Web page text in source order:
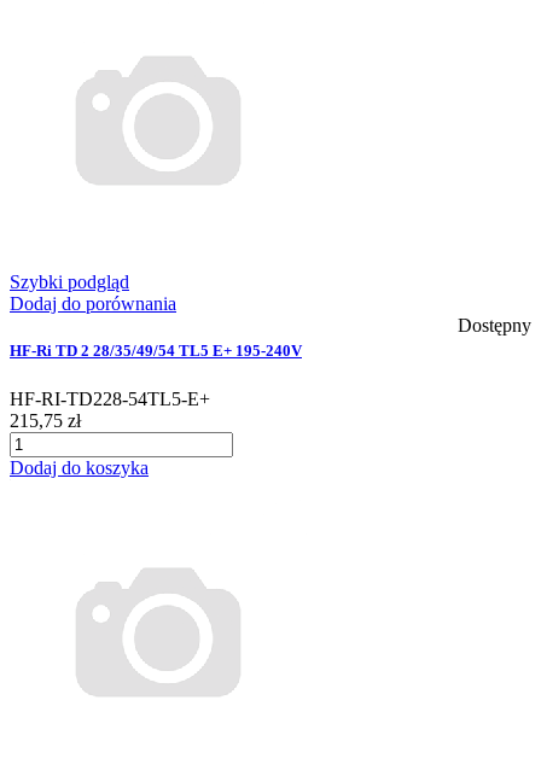
Szybki podgląd
Dodaj do porównania
Dostępny
HF-Ri TD 2 28/35/49/54 TL5 E+ 195-240V
HF-RI-TD228-54TL5-E+
215,75 zł
Dodaj do koszyka